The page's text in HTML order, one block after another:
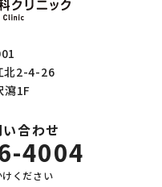
北2-4-26
瀉1F
合わせ
4004
ください